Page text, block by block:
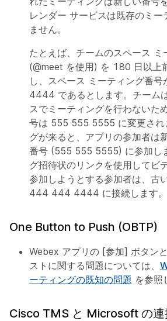
レンダー サービスは既存のミー
ません。
たとえば、チームのスペース ミ
(@meet を使用) を 180 日以上
し、スペース ミーティング番
4444 であるとします。チーム
スでミーティングを行わないた
号は 555 555 5555 に変更され
グが来ると、アプリの参加者は
番号 (555 555 5555) に参加し
グ招待状のリンクを使用してビ
参加しようとする参加者は、古
444 444 4444 に接続します。
One Button to Push (OBTP)
Webex アプリの [参加] ボタン
ストに関する問題については、
ーティングの既知の問題 を参照
Cisco TMS と Microsoft の